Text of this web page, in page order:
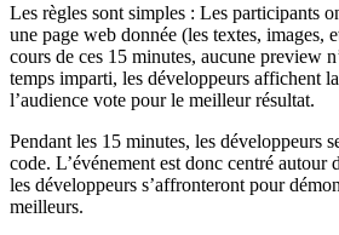
Les règles sont simples : Les participants
une page web donnée (les textes, images,
cours de ces 15 minutes, aucune preview
temps imparti, les développeurs affichent
l’audience vote pour le meilleur résultat.
Pendant les 15 minutes, les développeurs
code. L’événement est donc centré autour
les développeurs s’affronteront pour
meilleurs.